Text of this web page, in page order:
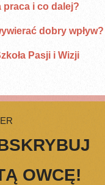
praca i co dalej?
dobry wpływ?
Pasji i Wizji
OWCĘ!